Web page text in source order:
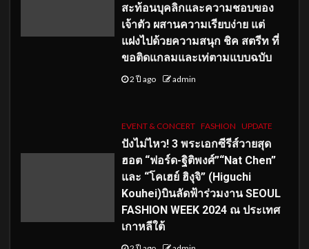
สะท้อนบุคลิกและความชอบของ
เจ้าตัว ผสานความเรียบง่าย แต่
แฝงไปด้วยความสนุก ชิค สตรีท ที่
ขอติดแกลมและเท่ตามแบบฉบับ
2 ปี ago admin
EVENT & CONCERT FASHION UPDATE
ปังไม่ไหว! 3 พระเอกซีรีส์วายสุด
ฮอต “ฟอร์ด-ฐิติพงศ์”“Nat Chen”
และ “โคเฮย์ ฮิงุจิ” (Higuchi
Kouhei)บินลัดฟ้าร่วมงาน SEOUL
FASHION WEEK 2024 ณ ประเทศ
เกาหลีใต้